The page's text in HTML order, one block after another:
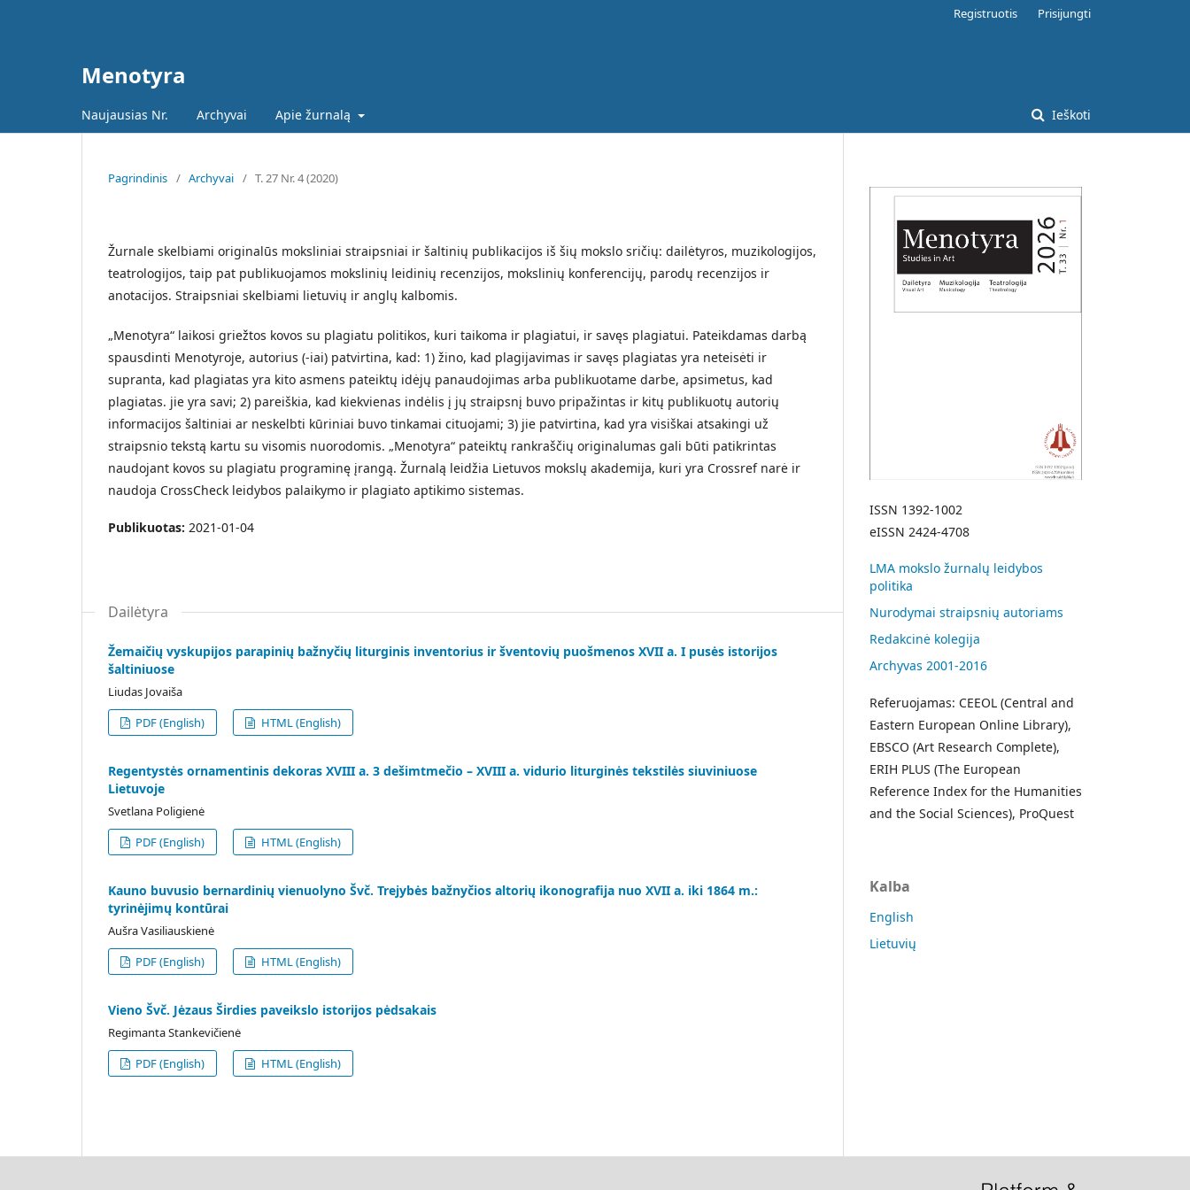
Menotyra
Naujausias Nr. Archyvai Apie žurnalą Ieškoti
Registruotis Prisijungti
Pagrindinis / Archyvai / T. 27 Nr. 4 (2020)
Žurnale skelbiami originalūs moksliniai straipsniai ir šaltinių publikacijos iš šių mokslo sričių: dailėtyros, muzikologijos,
teatrologijos, taip pat publikuojamos mokslinių leidinių recenzijos, mokslinių konferencijų, parodų recenzijos ir
anotacijos. Straipsniai skelbiami lietuvių ir anglų kalbomis.
„Menotyra“ laikosi griežtos kovos su plagiatu politikos, kuri taikoma ir plagiatui, ir savęs plagiatui. Pateikdamas darbą
spausdinti Menotyroje, autorius (-iai) patvirtina, kad: 1) žino, kad plagijavimas ir savęs plagiatas yra neteisėti ir
supranta, kad plagiatas yra kito asmens pateiktų idėjų panaudojimas arba publikuotame darbe, apsimetus, kad
plagiatas. jie yra savi; 2) pareiškia, kad kiekvienas indėlis į jų straipsnį buvo pripažintas ir kitų publikuotų autorių
informacijos šaltiniai ar neskelbti kūriniai buvo tinkamai cituojami; 3) jie patvirtina, kad yra visiškai atsakingi už
straipsnio tekstą kartu su visomis nuorodomis. „Menotyra“ pateiktų rankraščių originalumas gali būti patikrintas
naudojant kovos su plagiatu programinę įrangą. Žurnalą leidžia Lietuvos mokslų akademija, kuri yra Crossref narė ir
naudoja CrossCheck leidybos palaikymo ir plagiato aptikimo sistemas.
Publikuotas: 2021-01-04
Dailėtyra
Žemaičių vyskupijos parapinių bažnyčių liturginis inventorius ir šventovių puošmenos XVII a. I pusės istorijos
šaltiniuose
Liudas Jovaiša
PDF (English)
HTML (English)
Regentystės ornamentinis dekoras XVIII a. 3 dešimtmečio – XVIII a. vidurio liturginės tekstilės siuviniuose
Lietuvoje
Svetlana Poligienė
PDF (English)
HTML (English)
Kauno buvusio bernardinių vienuolyno Švč. Trejybės bažnyčios altorių ikonografija nuo XVII a. iki 1864 m.:
tyrinėjimų kontūrai
Aušra Vasiliauskienė
PDF (English)
HTML (English)
Vieno Švč. Jėzaus Širdies paveikslo istorijos pėdsakais
Regimanta Stankevičienė
PDF (English)
HTML (English)
ISSN 1392-1002
eISSN 2424-4708
LMA mokslo žurnalų leidybos
politika
Nurodymai straipsnių autoriams
Redakcinė kolegija
Archyvas 2001-2016
Referuojamas: CEEOL (Central and
Eastern European Online Library),
EBSCO (Art Research Complete),
ERIH PLUS (The European
Reference Index for the Humanities
and the Social Sciences), ProQuest
Kalba
English
Lietuvių